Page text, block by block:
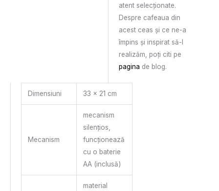
atent selecționate.
Despre cafeaua din
acest ceas și ce ne-a
împins și inspirat să-l
realizăm, poți citi pe
pagina de blog.
Dimensiuni 33 x 21 cm
Mecanism
mecanism
silențios,
funcționează
cu o baterie
AA (inclusă)
material